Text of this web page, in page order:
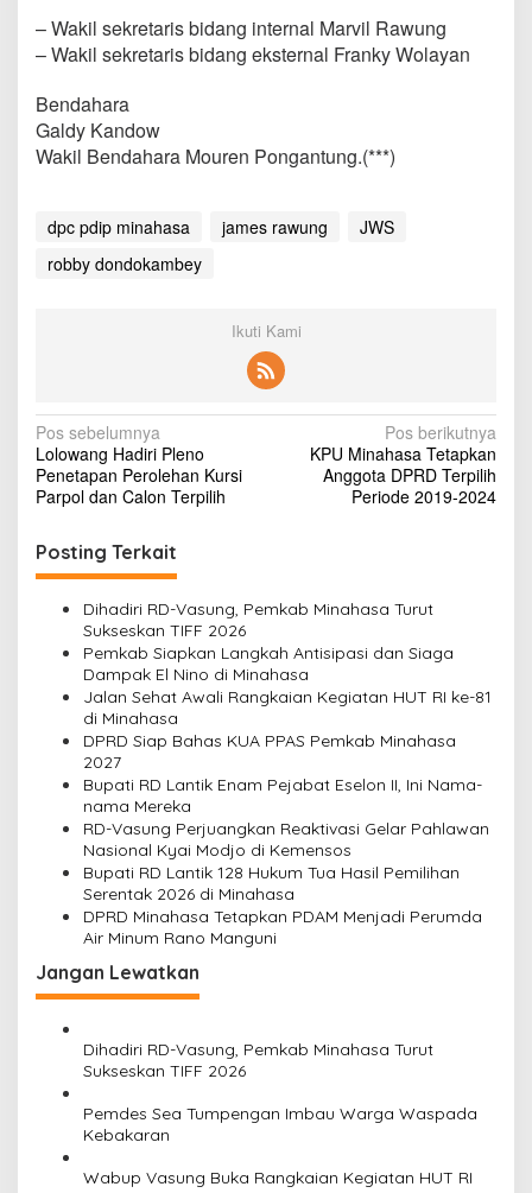
– Wakil sekretaris bidang internal Marvil Rawung
– Wakil sekretaris bidang eksternal Franky Wolayan
Bendahara
Galdy Kandow
Wakil Bendahara Mouren Pongantung.(***)
dpc pdip minahasa james rawung
JWS
robby dondokambey
Ikuti Kami
N
a
v
i
g
Pos sebelumnya
Lolowang Hadiri Pleno
Penetapan Perolehan Kursi
Parpol dan Calon Terpilih
Pos berikutnya
KPU Minahasa Tetapkan
Anggota DPRD Terpilih
Periode 2019-2024
Posting Terkait
Dihadiri RD-Vasung, Pemkab Minahasa Turut
Sukseskan TIFF 2026
Pemkab Siapkan Langkah Antisipasi dan Siaga
Dampak El Nino di Minahasa
Jalan Sehat Awali Rangkaian Kegiatan HUT RI ke-81
di Minahasa
DPRD Siap Bahas KUA PPAS Pemkab Minahasa
2027
Bupati RD Lantik Enam Pejabat Eselon II, Ini Nama-
nama Mereka
RD-Vasung Perjuangkan Reaktivasi Gelar Pahlawan
Nasional Kyai Modjo di Kemensos
Bupati RD Lantik 128 Hukum Tua Hasil Pemilihan
Serentak 2026 di Minahasa
DPRD Minahasa Tetapkan PDAM Menjadi Perumda
Air Minum Rano Manguni
Jangan Lewatkan
Dihadiri RD-Vasung, Pemkab Minahasa Turut
Sukseskan TIFF 2026
Pemdes Sea Tumpengan Imbau Warga Waspada
Kebakaran
Wabup Vasung Buka Rangkaian Kegiatan HUT RI